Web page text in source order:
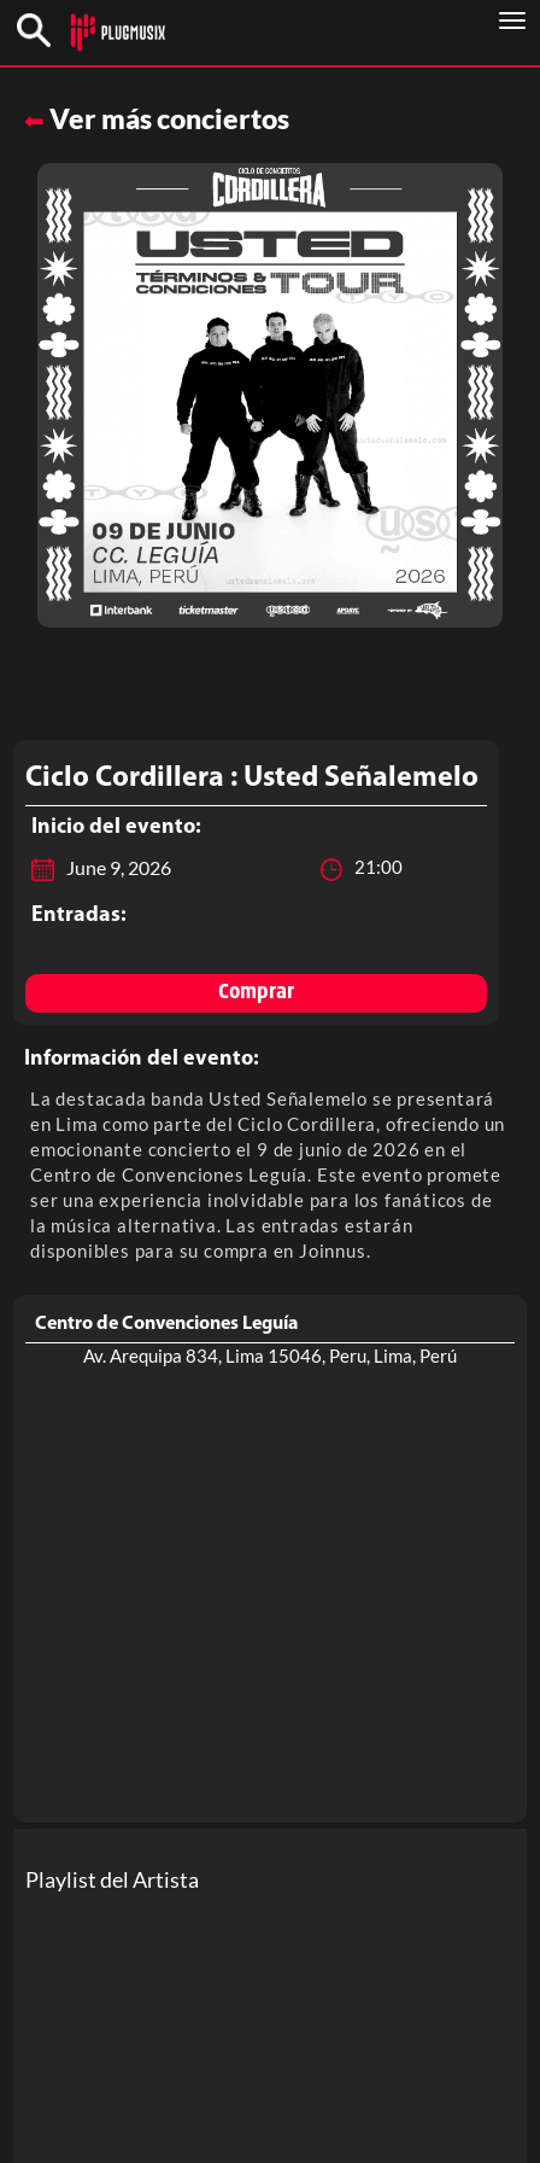
⬅ Ver más conciertos
Ciclo Cordillera : Usted Señalemelo
Inicio del evento:
June 9, 2026
21:00
Entradas:
Comprar
Información del evento:
La destacada banda Usted Señalemelo se presentará
en Lima como parte del Ciclo Cordillera, ofreciendo un
emocionante concierto el 9 de junio de 2026 en el
Centro de Convenciones Leguía. Este evento promete
ser una experiencia inolvidable para los fanáticos de
la música alternativa. Las entradas estarán
disponibles para su compra en Joinnus.
Centro de Convenciones Leguía
Av. Arequipa 834, Lima 15046, Peru, Lima, Perú
Playlist del Artista